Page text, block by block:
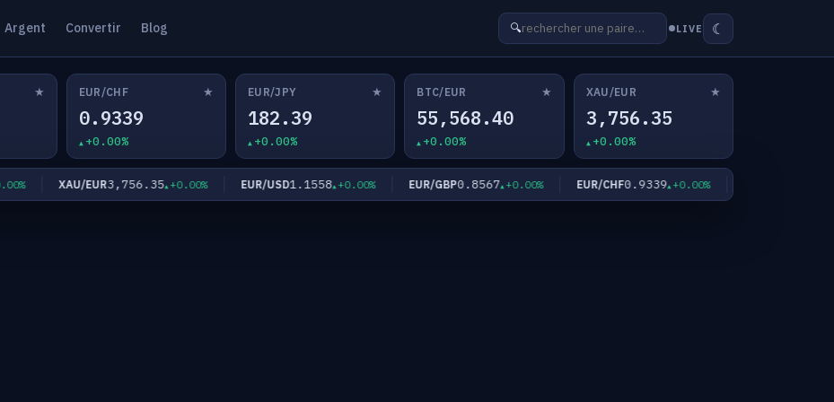
Argent Convertir Blog 🔍 LIVE ☾
★ EUR/CHF ★
0.9339
+0.00%
EUR/JPY ★
182.39
+0.00%
BTC/EUR ★
55,568.40
+0.00%
XAU/EUR ★
3,756.35
+0.00%
XAU/EUR3,756.35 +0.00% EUR/USD1.1558 +0.00% EUR/GBP0.8567 +0.00% EUR/CHF0.9339 +0.00%